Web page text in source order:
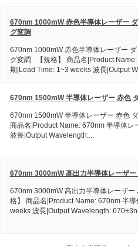
670nm 1000mW 赤色半導体レーザー
グ変調
670nm 1000mW 赤色半導体レーザー
グ変調 【規格】 商品名|Product
期|Lead Time: 1~3 weeks 波長|Output
670nm 1500mW 半導体レーザー 赤色
670nm 1500mW 半導体レーザー 赤色
商品名|Product Name: 670nm 半導体
波長|Output Wavelength:...
670nm 3000mW 高出力半導体レーザ
670nm 3000mW 高出力半導体レーザー
格】 商品名|Product Name: 670nm 半
weeks 波長|Output Wavelength: